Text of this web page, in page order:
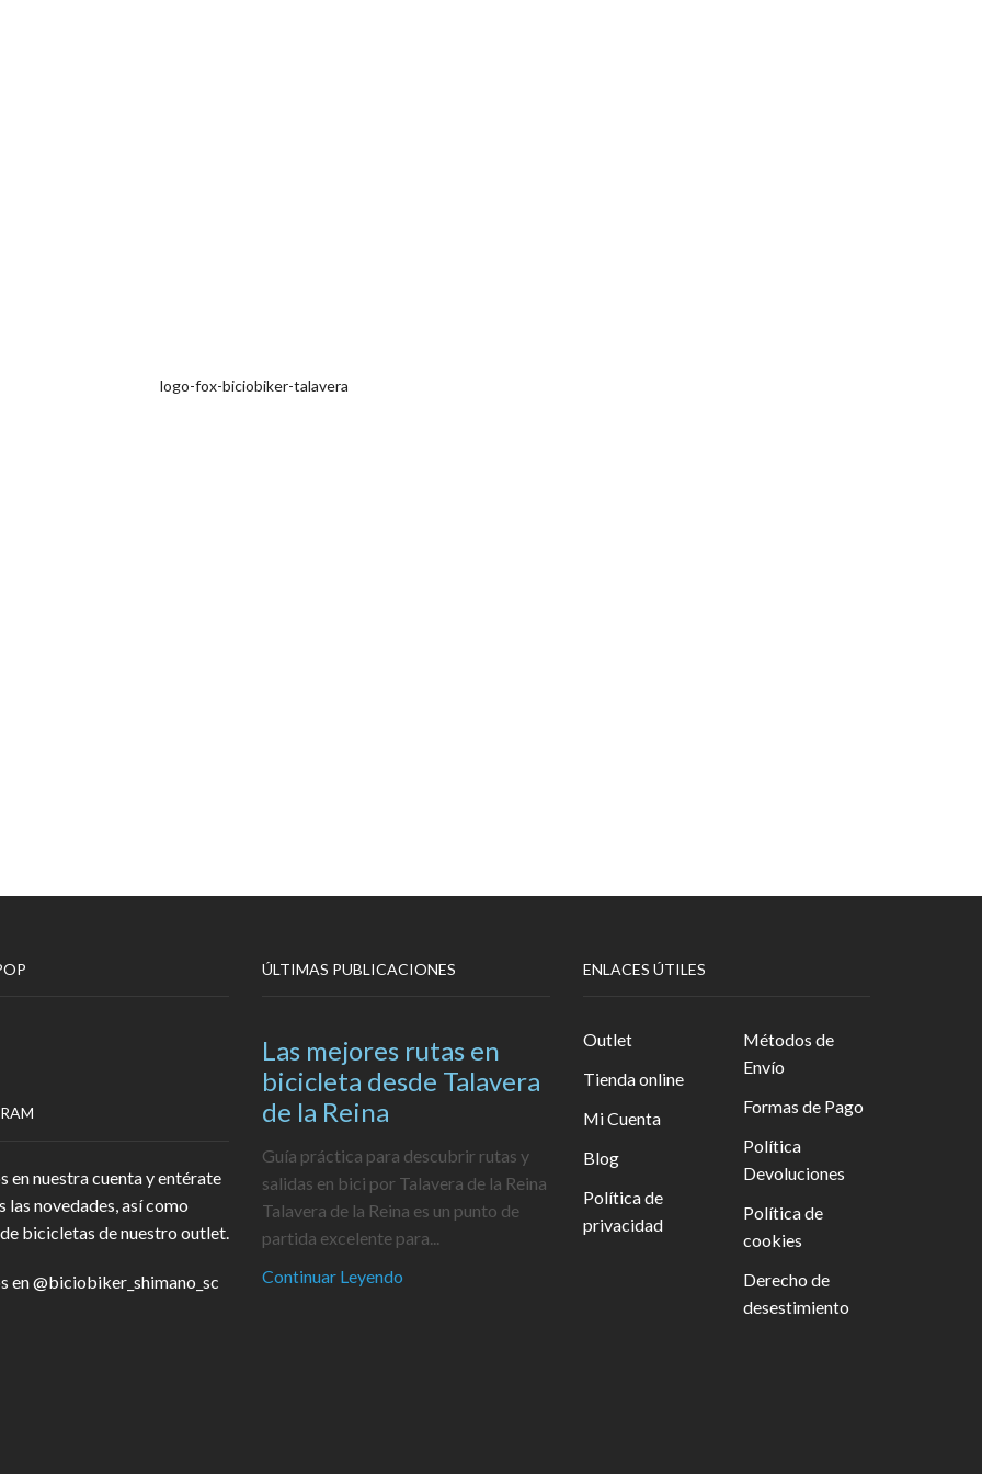
en nuestra cuenta y entérate
las novedades, así como
bicicletas de nuestro outlet.
en@biciobiker_shimano_sc
ÚLTIMAS PUBLICACIONES
Las mejores rutas en
bicicleta desde Talavera
de la Reina
Guía práctica para descubrir rutas y
salidas en bici por Talavera de la Reina
Talavera de la Reina es un punto de
partida excelente para...
Continuar Leyendo
ENLACES ÚTILES
Outlet
Tienda online
Mi Cuenta
Blog
Política de
privacidad
Métodos de
Envío
Formas de Pago
Política
Devoluciones
Política de
cookies
Derecho de
desestimiento